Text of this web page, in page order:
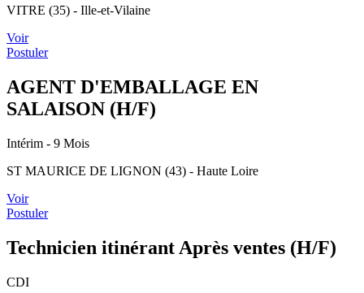
VITRE (35) - Ille-et-Vilaine
Voir
Postuler
AGENT D'EMBALLAGE EN
SALAISON (H/F)
Intérim - 9 Mois
ST MAURICE DE LIGNON (43) - Haute Loire
Voir
Postuler
Technicien itinérant Après ventes (H/F)
CDI